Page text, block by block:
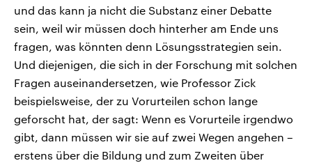
und das kann ja nicht die Substanz einer Debatte
sein, weil wir müssen doch hinterher am Ende uns
fragen, was könnten denn Lösungsstrategien sein.
Und diejenigen, die sich in der Forschung mit solchen
Fragen auseinandersetzen, wie Professor Zick
beispielsweise, der zu Vorurteilen schon lange
geforscht hat, der sagt: Wenn es Vorurteile irgendwo
gibt, dann müssen wir sie auf zwei Wegen angehen –
erstens über die Bildung und zum Zweiten über